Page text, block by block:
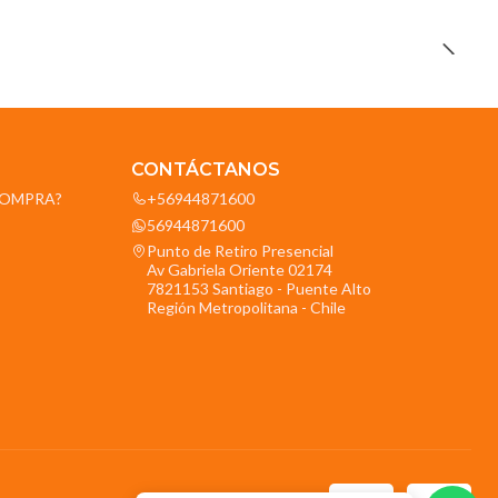
CONTÁCTANOS
+56944871600
56944871600
Punto de Retiro Presencial
Av Gabriela Oriente 02174
7821153 Santiago - Puente Alto
Región Metropolitana - Chile